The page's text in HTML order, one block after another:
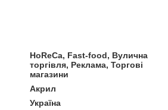
HoReCa, Fast-food, Вулична
торгівля, Реклама, Торгові
магазини
Акрил
Україна